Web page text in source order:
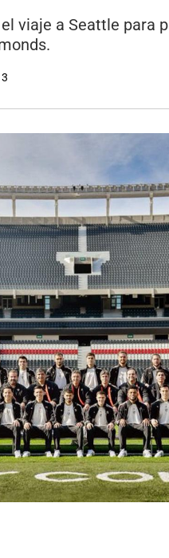
viaje a Seattle para
Notas
La Sole en